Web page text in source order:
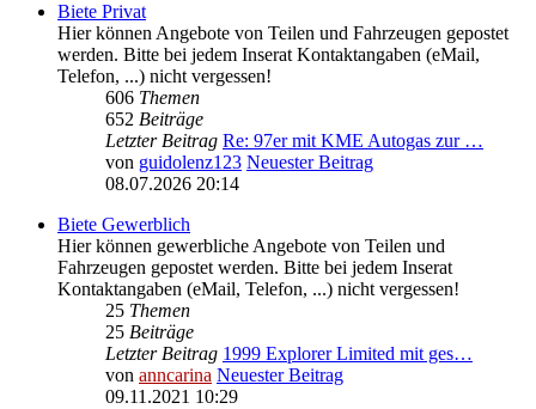
Biete Privat
Hier können Angebote von Teilen und Fahrzeugen gepostet
werden. Bitte bei jedem Inserat Kontaktangaben (eMail,
Telefon, ...) nicht vergessen!
606 Themen
652 Beiträge
Letzter Beitrag Re: 97er mit KME Autogas zur …
von guidolenz123 Neuester Beitrag
08.07.2026 20:14
Biete Gewerblich
Hier können gewerbliche Angebote von Teilen und
Fahrzeugen gepostet werden. Bitte bei jedem Inserat
Kontaktangaben (eMail, Telefon, ...) nicht vergessen!
25 Themen
25 Beiträge
Letzter Beitrag 1999 Explorer Limited mit ges…
von anncarina Neuester Beitrag
09.11.2021 10:29